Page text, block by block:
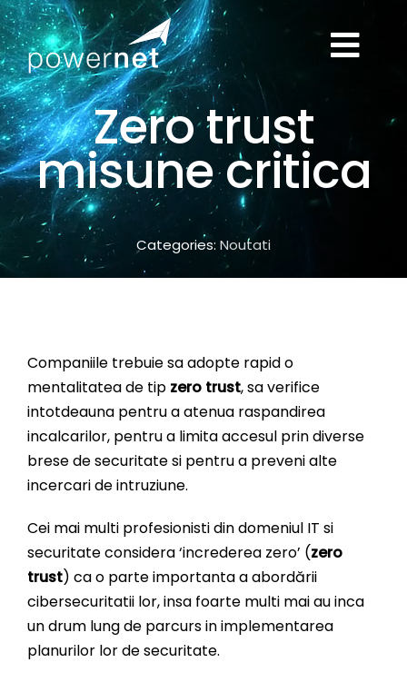
Skip
to
content
ACASĂ
SOLUȚII IT
SERVICII
DESPRE NOI
CONTACT
Zero trust
misune critica
Categories: Noutati
Companiile trebuie sa adopte rapid o
mentalitatea de tip zero trust, sa verifice
intotdeauna pentru a atenua raspandirea
incalcarilor, pentru a limita accesul prin diverse
brese de securitate si pentru a preveni alte
incercari de intruziune.
Cei mai multi profesionisti din domeniul IT si
securitate considera ‘increderea zero’ (zero
trust) ca o parte importanta a abordării
cibersecuritatii lor, insa foarte multi mai au inca
un drum lung de parcurs in implementarea
planurilor lor de securitate.